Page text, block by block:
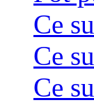
Ce
Ce
Ce